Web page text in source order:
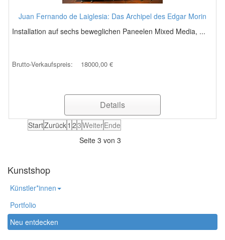
Juan Fernando de Laiglesia: Das Archipel des Edgar Morin
Installation auf sechs beweglichen Paneelen Mixed Media, ...
Brutto-Verkaufspreis: 18000,00 €
Details
StartZurück1 23WeiterEnde
Seite 3 von 3
Kunstshop
Künstler*innen
Portfolio
Neu entdecken